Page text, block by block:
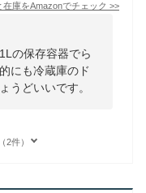
在庫をAmazonでチェック >>
の保存容器でら
にも冷蔵庫のド
うどいいです。
2件）